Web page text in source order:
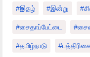
#இதழ் #இன்று
#சைதாப்பேட்டை
#தமிழ்நாடு